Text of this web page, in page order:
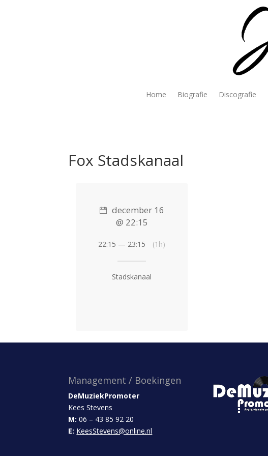
Home Biografie Discografie
Fox Stadskanaal
december 16
@ 22:15
22:15 — 23:15 (1h)
Stadskanaal
Management / Boekingen
DeMuziekPromoter
Kees Stevens
M: 06 – 43 85 92 20
E: KeesStevens@online.nl